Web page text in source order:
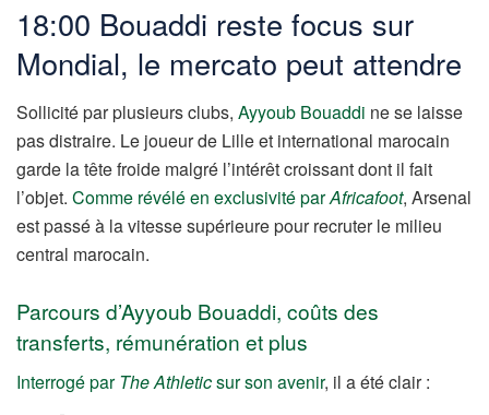
18:00 Bouaddi reste focus sur
Mondial, le mercato peut attendre
Sollicité par plusieurs clubs, Ayyoub Bouaddi ne se laisse
pas distraire. Le joueur de Lille et international marocain
garde la tête froide malgré l’intérêt croissant dont il fait
l’objet. Comme révélé en exclusivité parAfricafoot, Arsenal
est passé à la vitesse supérieure pour recruter le milieu
central marocain.
Parcours d’Ayyoub Bouaddi, coûts des
transferts, rémunération et plus
Interrogé parThe Athleticsur son avenir, il a été clair :